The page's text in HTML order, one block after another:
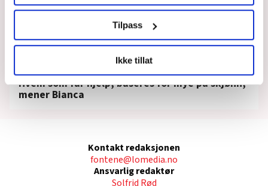
brukes. Du kan hele tiden endre eller trekke tilbake ditt
samtykke fra erklæringen om informasjonskapsler.
LO Medias publikasjoner frifagbevegelse.no, hk-nytt.no
og fontene.no bruker informasjonskapsler (cookies) for å
lære hvordan våre nettsider blir brukt slik at vi tilby
relevant innhold, tilpassede annonser og utarbeide
innenfor analyse og annonsering. Disse er angitt i
oversikten lengre ned på denne siden.
Tilpass
Ikke tillat
Sosialarbeidere må avvise flere migranter.
Hvem som får hjelp, baseres for mye på skjønn,
mener Bianca
Kontakt redaksjonen
fontene@lomedia.no
Ansvarlig redaktør
Solfrid Rød